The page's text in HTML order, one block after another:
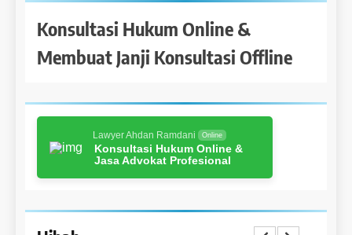
Konsultasi Hukum Online &
Membuat Janji Konsultasi Offline
Lawyer Ahdan Ramdani Online
Konsultasi Hukum Online &
Jasa Advokat Profesional